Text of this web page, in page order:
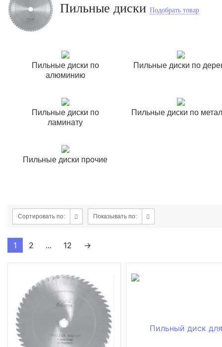
Пильные диски Подобрать товар
Пильные диски по
алюминию
Пильные диски по
Пильные диски по
ламинату
Пильные диски по
Пильные диски прочие
Сортировать по: Показывать по:
1 2 ... 12 →